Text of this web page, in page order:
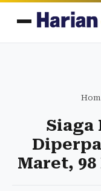
Siaga
Maret,